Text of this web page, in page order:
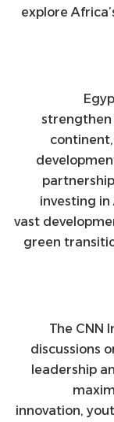
explore
strengthen
investing
vast
green
The CNN
discussions
leadership
innovation,